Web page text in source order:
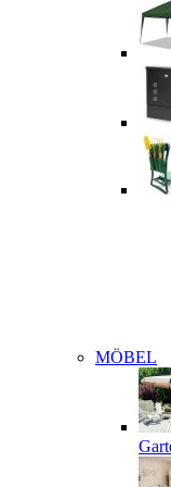
MÖBEL